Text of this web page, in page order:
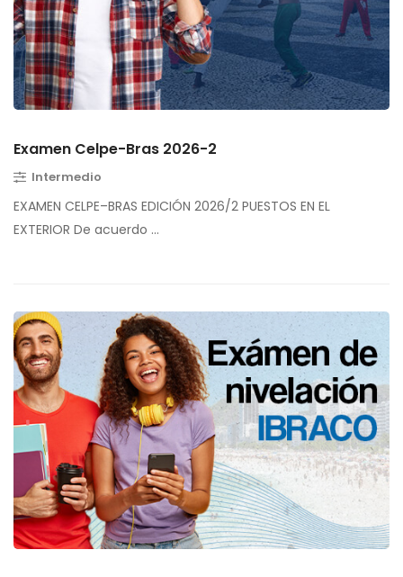
Examen Celpe-Bras 2026-2
Intermedio
EXAMEN CELPE–BRAS EDICIÓN 2026/2 PUESTOS EN EL
EXTERIOR De acuerdo …